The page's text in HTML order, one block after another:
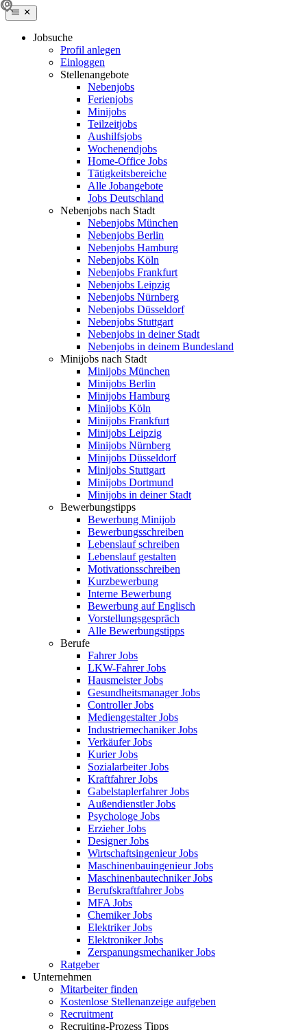
Jobsuche
Profil anlegen
Einloggen
Stellenangebote
Nebenjobs
Ferienjobs
Minijobs
Teilzeitjobs
Aushilfsjobs
Wochenendjobs
Home-Office Jobs
Tätigkeitsbereiche
Alle Jobangebote
Jobs Deutschland
Nebenjobs nach Stadt
Nebenjobs München
Nebenjobs Berlin
Nebenjobs Hamburg
Nebenjobs Köln
Nebenjobs Frankfurt
Nebenjobs Leipzig
Nebenjobs Nürnberg
Nebenjobs Düsseldorf
Nebenjobs Stuttgart
Nebenjobs in deiner Stadt
Nebenjobs in deinem Bundesland
Minijobs nach Stadt
Minijobs München
Minijobs Berlin
Minijobs Hamburg
Minijobs Köln
Minijobs Frankfurt
Minijobs Leipzig
Minijobs Nürnberg
Minijobs Düsseldorf
Minijobs Stuttgart
Minijobs Dortmund
Minijobs in deiner Stadt
Bewerbungstipps
Bewerbung Minijob
Bewerbungsschreiben
Lebenslauf schreiben
Lebenslauf gestalten
Motivationsschreiben
Kurzbewerbung
Interne Bewerbung
Bewerbung auf Englisch
Vorstellungsgespräch
Alle Bewerbungstipps
Berufe
Fahrer Jobs
LKW-Fahrer Jobs
Hausmeister Jobs
Gesundheitsmanager Jobs
Controller Jobs
Mediengestalter Jobs
Industriemechaniker Jobs
Verkäufer Jobs
Kurier Jobs
Sozialarbeiter Jobs
Kraftfahrer Jobs
Gabelstaplerfahrer Jobs
Außendienstler Jobs
Psychologe Jobs
Erzieher Jobs
Designer Jobs
Wirtschaftsingenieur Jobs
Maschinenbauingenieur Jobs
Maschinenbautechniker Jobs
Berufskraftfahrer Jobs
MFA Jobs
Chemiker Jobs
Elektriker Jobs
Elektroniker Jobs
Zerspanungsmechaniker Jobs
Ratgeber
Unternehmen
Mitarbeiter finden
Kostenlose Stellenanzeige aufgeben
Recruitment
Recruiting-Prozess Tipps